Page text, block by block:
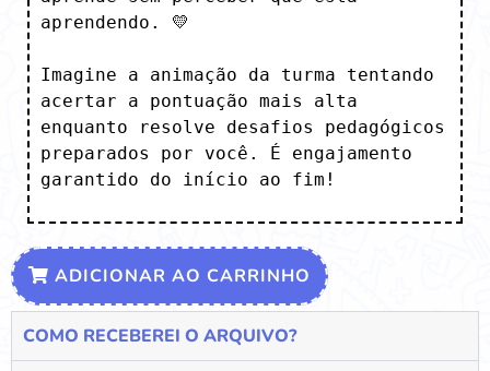
aprendendo. 💛
Imagine a animação da turma tentando
acertar a pontuação mais alta
enquanto resolve desafios pedagógicos
preparados por você. É engajamento
garantido do início ao fim!
ADICIONAR AO CARRINHO
COMO RECEBEREI O ARQUIVO?